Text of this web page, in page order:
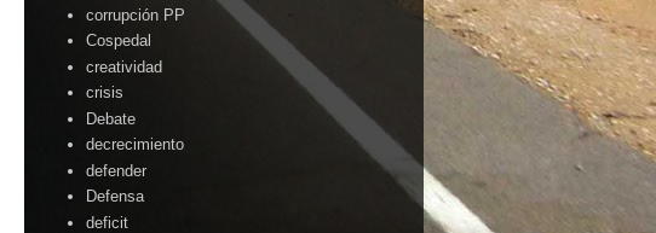
corrupción PP
Cospedal
creatividad
crisis
Debate
decrecimiento
defender
Defensa
deficit